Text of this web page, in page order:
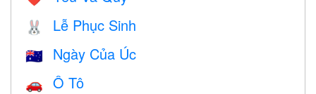
🐰 Lễ Phục Sinh
🇦🇺 Ngày Của Úc
🚗 Ô Tô